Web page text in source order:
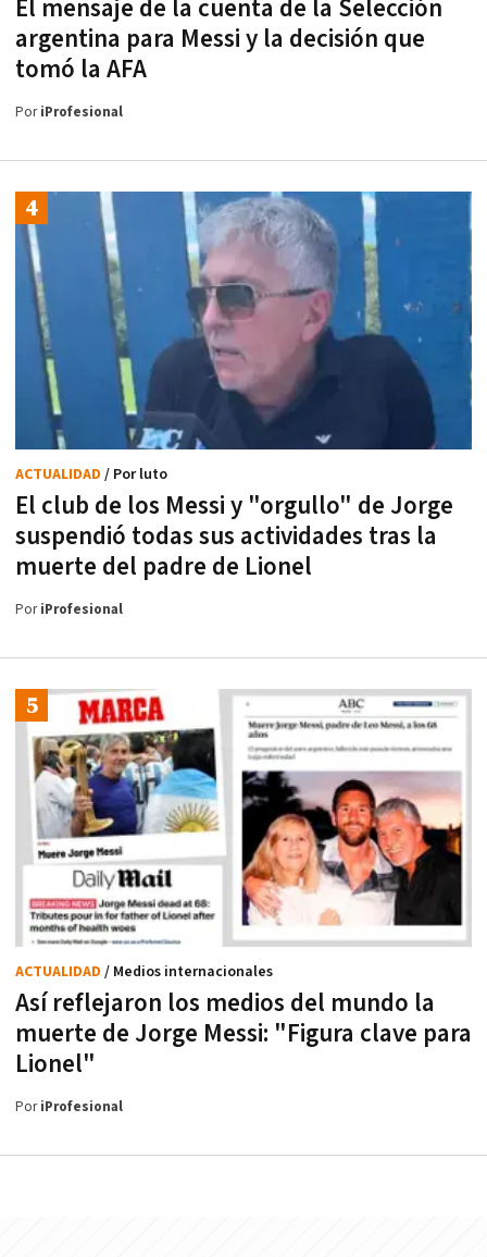
El mensaje de la cuenta de la Selección
argentina para Messi y la decisión que
tomó la AFA
PoriProfesional
El club de los Messi y "orgullo" de Jorge
suspendió todas sus actividades tras la
muerte del padre de Lionel
ACTUALIDAD / Por luto
PoriProfesional
Así reflejaron los medios del mundo la
muerte de Jorge Messi: "Figura clave para
Lionel"
ACTUALIDAD / Medios internacionales
PoriProfesional